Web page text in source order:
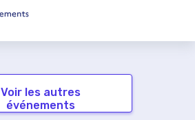
Voir les autres
événements